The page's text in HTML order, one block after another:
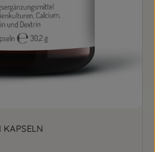
KAPSELN